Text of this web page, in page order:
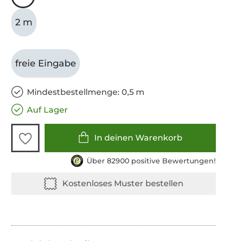
2 m
freie Eingabe
Mindestbestellmenge: 0,5 m
Auf Lager
In deinen Warenkorb
Über 82900 positive Bewertungen!